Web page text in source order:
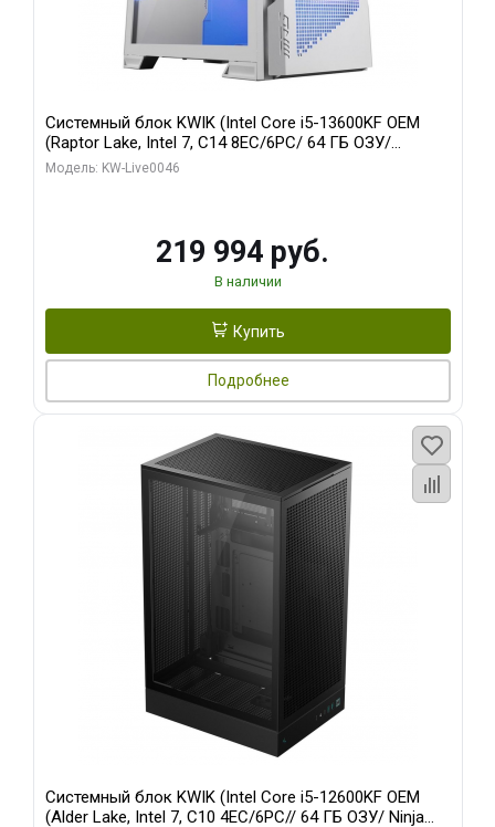
Системный блок KWIK (Intel Core i5-13600KF OEM
(Raptor Lake, Intel 7, C14 8EC/6PC/ 64 ГБ ОЗУ/
Gigabyte RTX5060Ti GAMING OC 8GB GDDR7 128bit
Модель: KW-Live0046
219 994 руб.
В наличии
Купить
Подробнее
Системный блок KWIK (Intel Core i5-12600KF OEM
(Alder Lake, Intel 7, C10 4EC/6PC// 64 ГБ ОЗУ/ Ninja